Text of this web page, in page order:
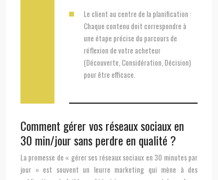
Le client au centre de la planification :
Chaque contenu doit correspondre à
une étape précise du parcours de
réflexion de votre acheteur
(Découverte, Considération, Décision)
pour être efficace.
Comment gérer vos réseaux sociaux en
30 min/jour sans perdre en qualité ?
La promesse de « gérer ses réseaux sociaux en 30 minutes par
jour » est souvent un leurre marketing qui mène à des